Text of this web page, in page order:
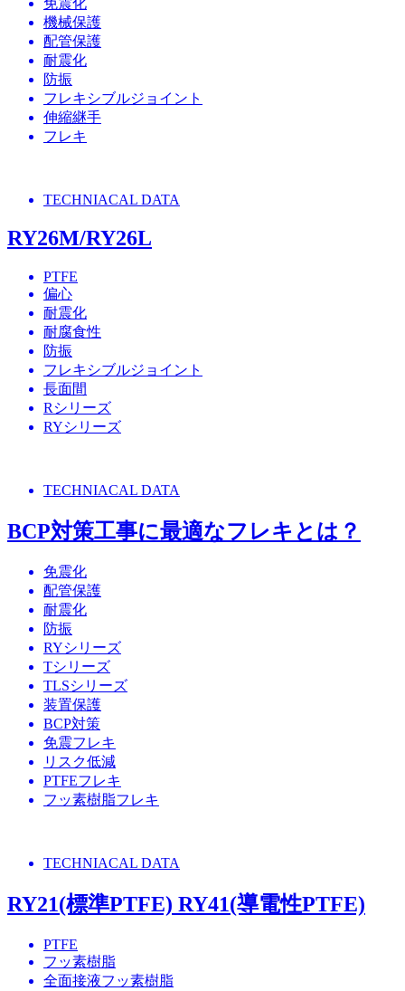
機械保護
配管保護
耐震化
防振
フレキシブルジョイント
伸縮継手
フレキ
TECHNIACAL DATA
RY26M/RY26L
PTFE
偏心
耐震化
耐腐食性
防振
フレキシブルジョイント
長面間
Rシリーズ
RYシリーズ
TECHNIACAL DATA
BCP対策工事に最適なフレキとは？
免震化
配管保護
耐震化
防振
RYシリーズ
Tシリーズ
TLSシリーズ
装置保護
BCP対策
免震フレキ
リスク低減
PTFEフレキ
フッ素樹脂フレキ
TECHNIACAL DATA
RY21(標準PTFE) RY41(導電性PTFE)
PTFE
フッ素樹脂
全面接液フッ素樹脂